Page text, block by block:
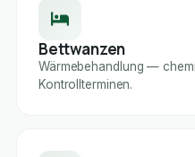
Bettwanzen
Wärmebehandlung —
Kontrollterminen.